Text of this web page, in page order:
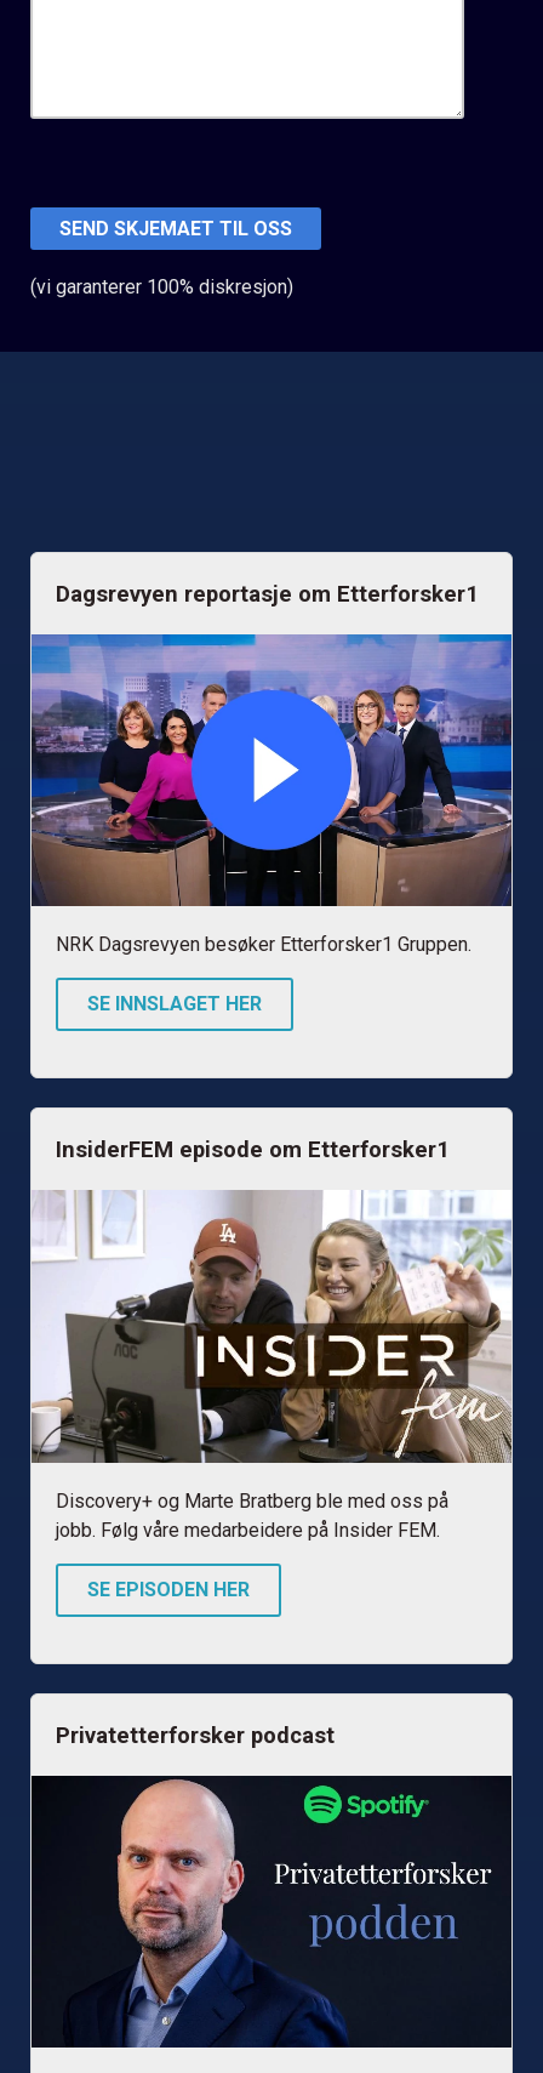
(vi garanterer 100% diskresjon)
Dagsrevyen reportasje om Etterforsker1
NRK Dagsrevyen besøker Etterforsker1 Gruppen.
SE INNSLAGET HER
InsiderFEM episode om Etterforsker1
Discovery+ og Marte Bratberg ble med oss på
jobb. Følg våre medarbeidere på Insider FEM.
SE EPISODEN HER
Privatetterforsker podcast